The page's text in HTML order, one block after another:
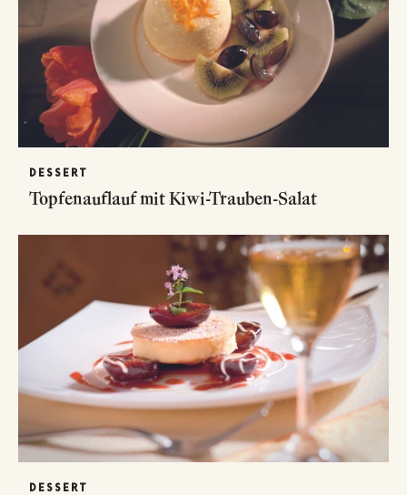
DESSERT
Topfenauflauf mit Kiwi-Trauben-Salat
DESSERT